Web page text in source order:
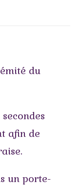
du
afin de
un porte-